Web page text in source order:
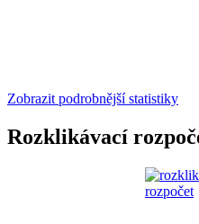
Zobrazit podrobnější statistiky
Rozklikávací